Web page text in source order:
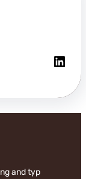
LinkedIn
and typ